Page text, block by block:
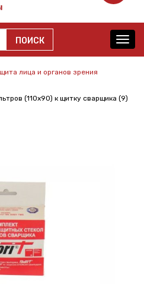
ПОИСК
лица и органов зрения
(110х90) к щитку сварщика (9)